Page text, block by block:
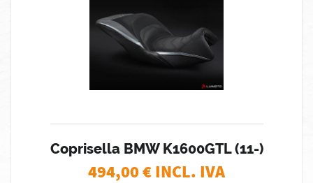
Coprisella BMW K1600GTL (11-)
494,00€ INCL. IVA